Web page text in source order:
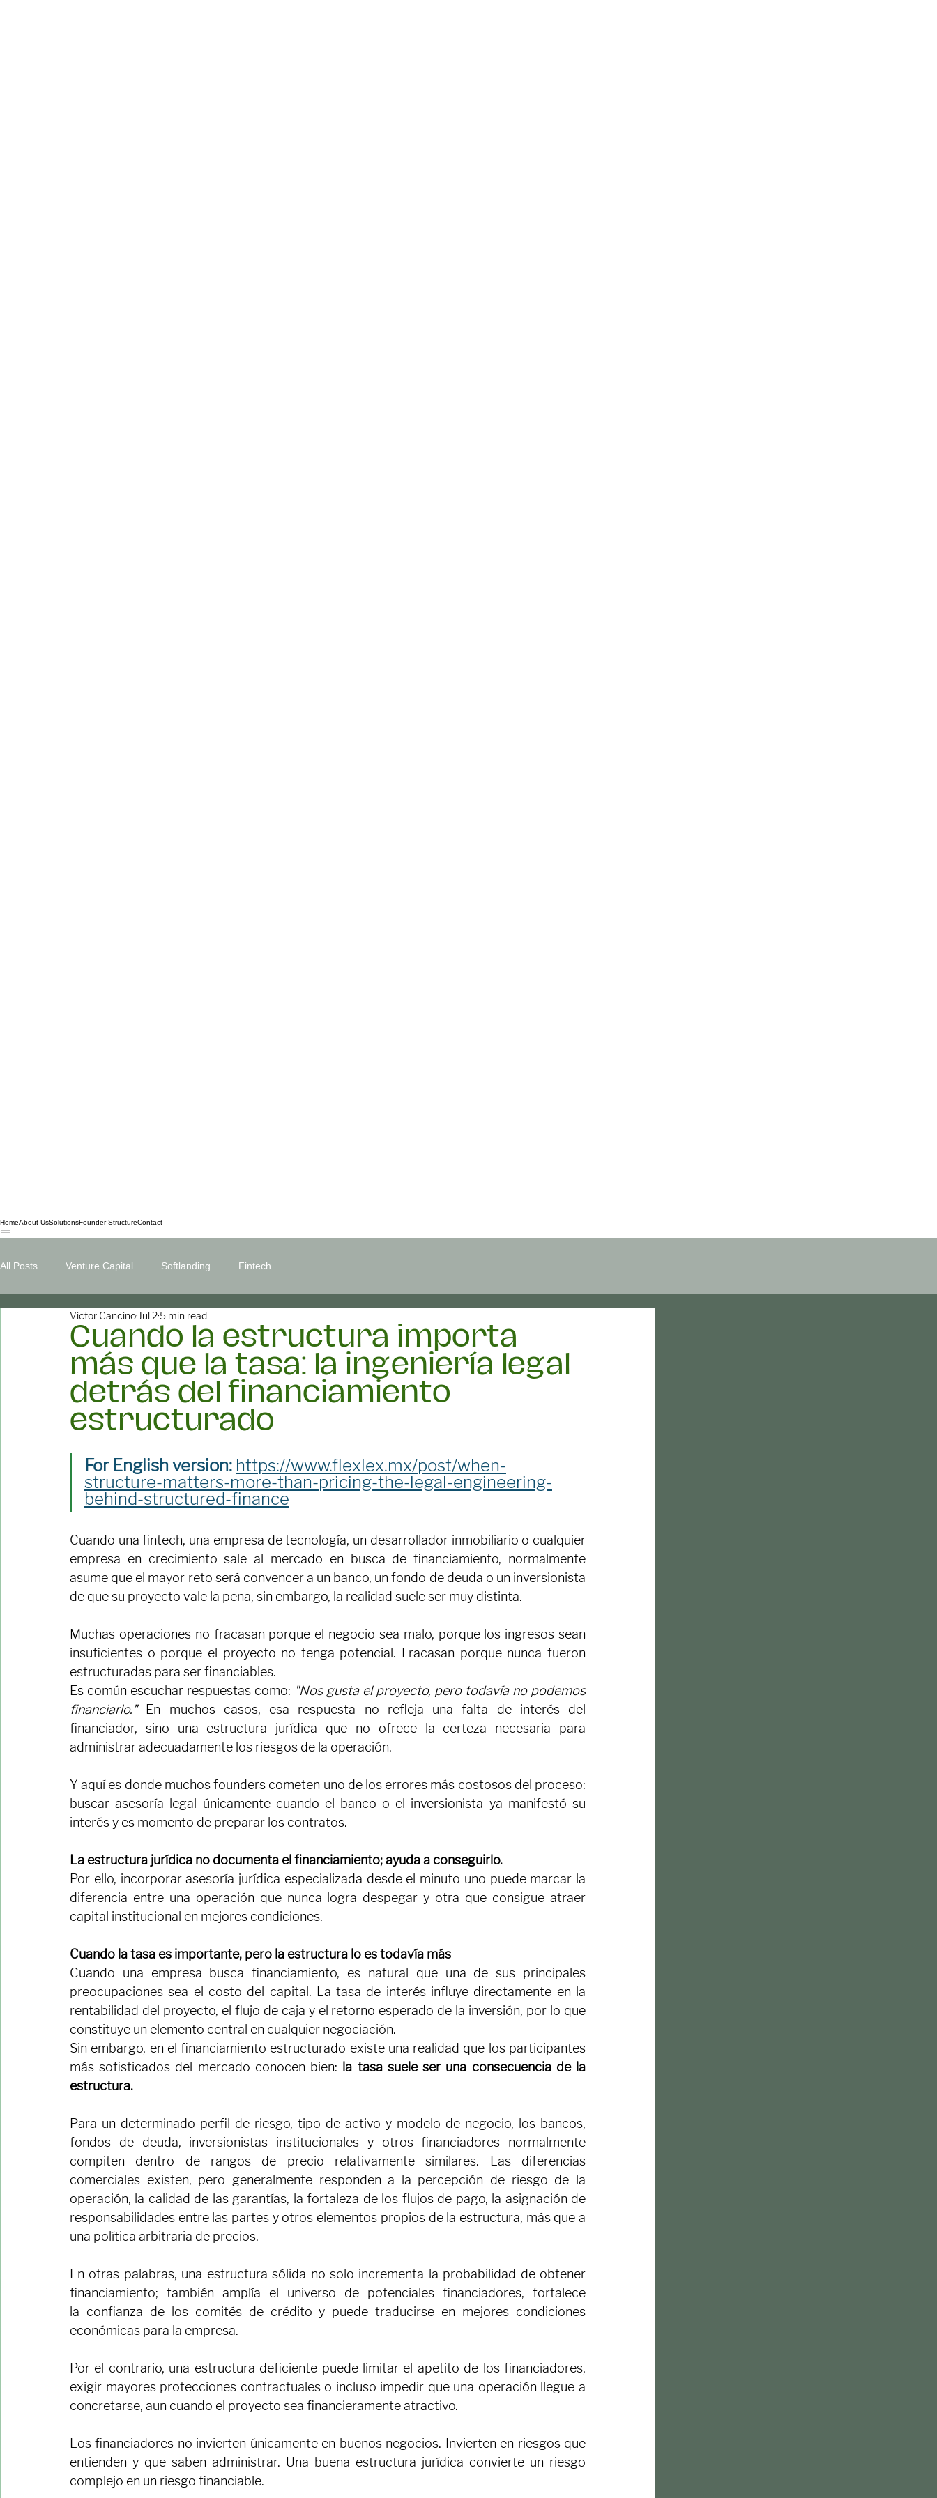
Venture Capital Softlanding Fintech
Cuando la estructura importa
más que la tasa: la ingeniería legal
detrás del financiamiento
estructurado
Victor Cancino Jul 25 min read
For English version: https://www.flexlex.mx/post/when-
structure-matters-more-than-pricing-the-legal-engineering-
behind-structured-finance
Cuando una fintech, una empresa de tecnología, un desarrollador inmobiliario o cualquier
empresa en crecimiento sale al mercado en busca de financiamiento, normalmente
asume que el mayor reto será convencer a un banco, un fondo de deuda o un inversionista
de que su proyecto vale la pena, sin embargo, la realidad suele ser muy distinta.
Muchas operaciones no fracasan porque el negocio sea malo, porque los ingresos sean
insuficientes o porque el proyecto no tenga potencial. Fracasan porque nunca fueron
estructuradas para ser financiables.
Es común escuchar respuestas como:
"Nos gusta el proyecto, pero todavía no podemos
financiarlo."
En muchos casos, esa respuesta no refleja una falta de interés del
financiador, sino una estructura jurídica que no ofrece la certeza necesaria para
administrar adecuadamente los riesgos de la operación.
Y aquí es donde muchos founders cometen uno de los errores más costosos del proceso:
buscar asesoría legal únicamente cuando el banco o el inversionista ya manifestó su
interés y es momento de preparar los contratos.
La estructura jurídica no documenta el financiamiento; ayuda a conseguirlo.
Por ello, incorporar asesoría jurídica especializada desde el minuto uno puede marcar la
diferencia entre una operación que nunca logra despegar y otra que consigue atraer
capital institucional en mejores condiciones.
Cuando la tasa es importante, pero la estructura lo es todavía más
Cuando una empresa busca financiamiento, es natural que una de sus principales
preocupaciones sea el costo del capital. La tasa de interés influye directamente en la
rentabilidad del proyecto, el flujo de caja y el retorno esperado de la inversión, por lo que
Sin embargo, en el financiamiento estructurado existe una realidad que los participantes
más sofisticados del mercado conocen bien: la tasa suele ser una consecuencia de la
estructura.
Para un determinado perfil de riesgo, tipo de activo y modelo de negocio, los bancos,
fondos de deuda, inversionistas institucionales y otros financiadores normalmente
compiten dentro de rangos de precio relativamente similares. Las diferencias
comerciales existen, pero generalmente responden a la percepción de riesgo de la
operación, la calidad de las garantías, la fortaleza de los flujos de pago, la asignación de
responsabilidades entre las partes y otros elementos propios de la estructura, más que a
una política arbitraria de precios.
En otras palabras, una estructura sólida no solo incrementa la probabilidad de obtener
financiamiento; también amplía el universo de potenciales financiadores, fortalece
la confianza de los comités de crédito y puede traducirse en mejores condiciones
económicas para la empresa.
Por el contrario, una estructura deficiente puede limitar el apetito de los financiadores,
exigir mayores protecciones contractuales o incluso impedir que una operación llegue a
concretarse, aun cuando el proyecto sea financieramente atractivo.